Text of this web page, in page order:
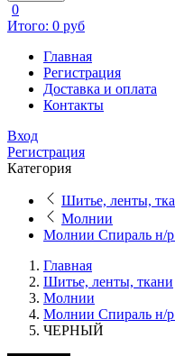
0
Итого: 0 руб
Главная
Регистрация
Доставка и оплата
Контакты
Вход
Регистрация
Категория
Шитье, ленты,
Молнии
Молнии Спираль н/р
Главная
Шитье, ленты, ткани
Молнии
Молнии Спираль н/р
ЧЕРНЫЙ